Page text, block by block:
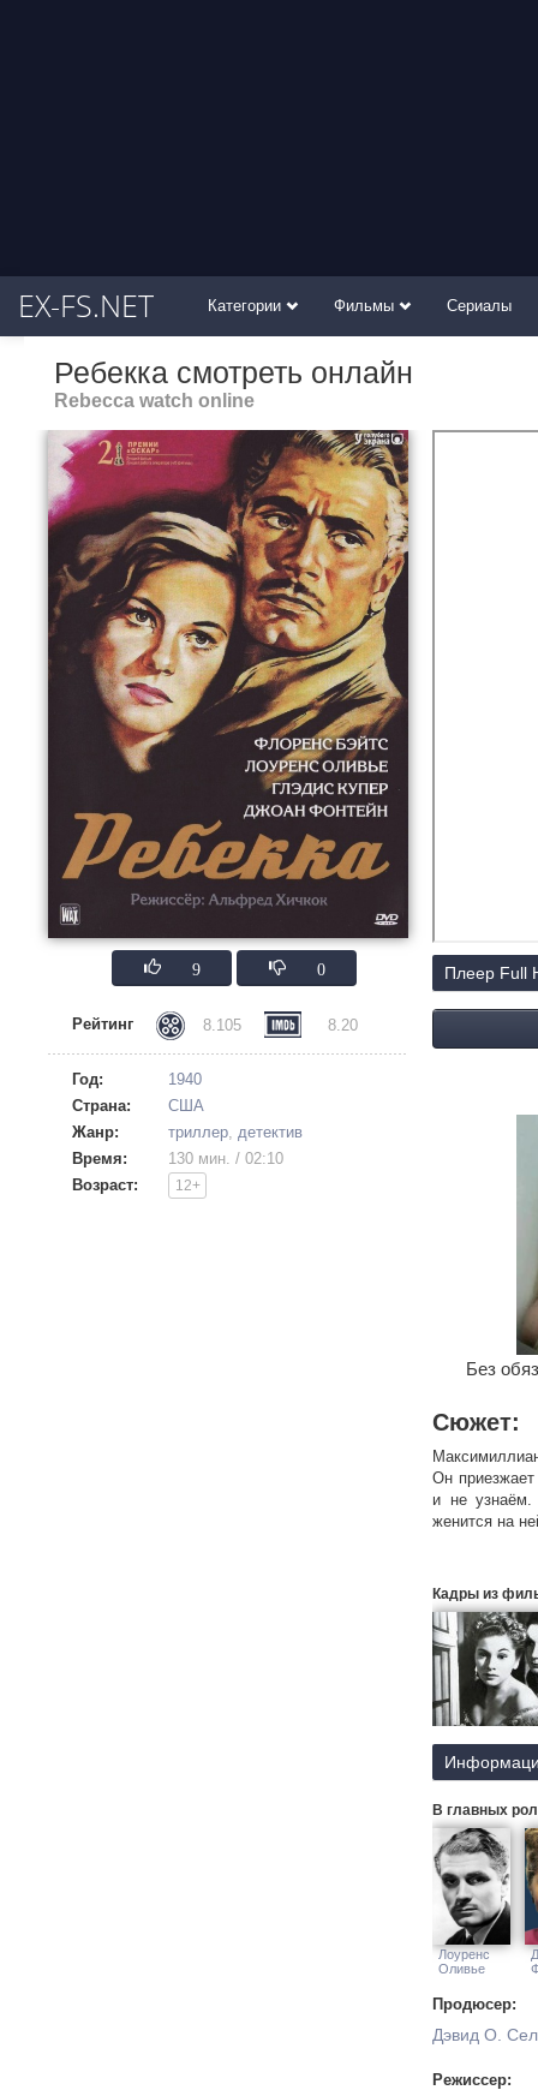
EX-FS.NET Категории Фильмы Сериалы
Ребекка смотреть онлайн
Rebecca watch online
9 0
Рейтинг 8.105 8.20
Год:
1940
Страна:
США
Жанр:
триллер, детектив
Время:
130 мин. / 02:10
Возраст:
12+
Плеер Full
Без
Сюжет:
Он
и не узнаём.
женится на
в
о Ребекке,
миссис
угрожает
Кадры из
В главных
Лоуренс
Оливье
Продюсер:
Дэвид О.
Режиссер: